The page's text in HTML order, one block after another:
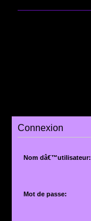
Connexion
Nom dâ€™utilisateur:
Mot de passe: